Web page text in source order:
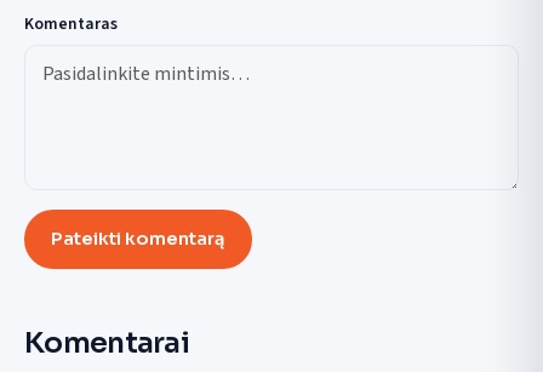
Komentaras
Pateikti komentarą
Komentarai